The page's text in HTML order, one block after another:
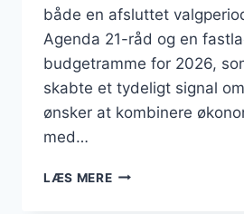
både en afsluttet
Agenda 21-råd og en
budgetramme for 2026,
skabte et tydeligt signal
ønsker at kombinere
med…
LÆS MEREBUSINESS